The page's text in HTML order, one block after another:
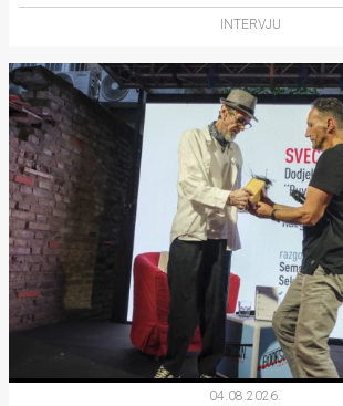
INTERVJU
04.08.2026.